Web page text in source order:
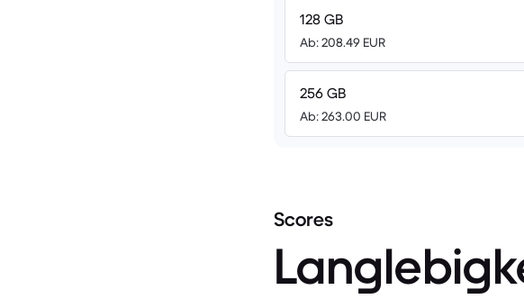
128 GB
Ab: 208.49 EUR
256 GB
Ab: 263.00 EUR
Scores